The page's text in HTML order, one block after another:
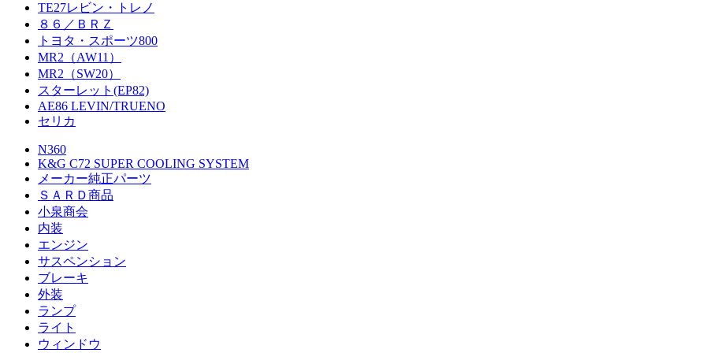
TE27レビン・トレノ
８６／ＢＲＺ
トヨタ・スポーツ800
MR2（AW11）
MR2（SW20）
スターレット(EP82)
AE86 LEVIN/TRUENO
セリカ
N360
K&G C72 SUPER COOLING SYSTEM
メーカー純正パーツ
ＳＡＲＤ商品
小泉商会
内装
エンジン
サスペンション
ブレーキ
外装
ランプ
ライト
ウィンドウ